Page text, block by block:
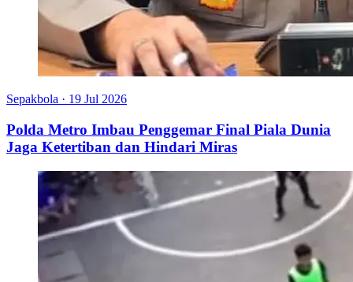
Sepakbola · 19 Jul 2026
Polda Metro Imbau Penggemar Final Piala Dunia
Jaga Ketertiban dan Hindari Miras